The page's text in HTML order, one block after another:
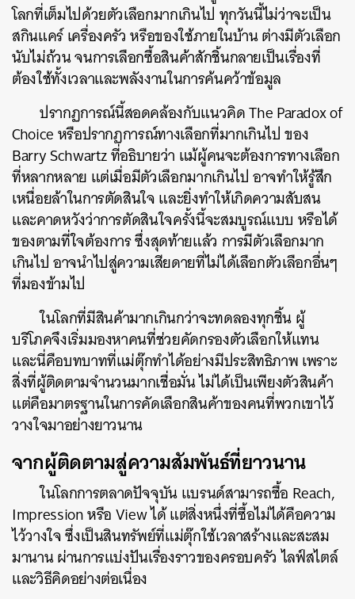
โลกที่เต็มไปด้วยตัวเลือกมากเกินไป ทุกวันนี้ไม่ว่าจะเป็น
สกินแคร์ เครื่องครัว หรือของใช้ภายในบ้าน ต่างมีตัวเลือก
นับไม่ถ้วน จนการเลือกซื้อสินค้าสักชิ้นกลายเป็นเรื่องที่
ต้องใช้ทั้งเวลาและพลังงานในการค้นคว้าข้อมูล
ปรากฏการณ์นี้สอดคล้องกับแนวคิดThe Paradox of
Choice หรือปรากฏการณ์ทางเลือกที่มากเกินไป ของ
Barry Schwartz ที่อธิบายว่า แม้ผู้คนจะต้องการทางเลือก
ที่หลากหลาย แต่เมื่อมีตัวเลือกมากเกินไป อาจทำให้รู้สึก
เหนื่อยล้าในการตัดสินใจ และยิ่งทำให้เกิดความสับสน
และคาดหวังว่าการตัดสินใจครั้งนี้จะสมบูรณ์แบบ หรือได้
ของตามที่ใจต้องการ ซึ่งสุดท้ายแล้ว การมีตัวเลือกมาก
เกินไป อาจนำไปสู่ความเสียดายที่ไม่ได้เลือกตัวเลือกอื่นๆ
ที่มองข้ามไป
ในโลกที่มีสินค้ามากเกินกว่าจะทดลองทุกชิ้น ผู้
บริโภคจึงเริ่มมองหาคนที่ช่วยคัดกรองตัวเลือกให้แทน
และนี่คือบทบาทที่แม่ตุ๊กทำได้อย่างมีประสิทธิภาพ เพราะ
สิ่งที่ผู้ติดตามจำนวนมากเชื่อมั่น ไม่ได้เป็นเพียงตัวสินค้า
แต่คือมาตรฐานในการคัดเลือกสินค้าของคนที่พวกเขาไว้
วางใจมาอย่างยาวนาน
จากผู้ติดตามสู่ความสัมพันธ์ที่ยาวนาน
ในโลกการตลาดปัจจุบัน แบรนด์สามารถซื้อ Reach,
Impression หรือ​ View ได้ แต่สิ่งหนึ่งที่ซื้อไม่ได้คือความ
ไว้วางใจ ซึ่งเป็นสินทรัพย์ที่แม่ตุ๊กใช้เวลาสร้างและสะสม
มานาน ผ่านการแบ่งปันเรื่องราวของครอบครัว ไลฟ์สไตล์
และวิธีคิดอย่างต่อเนื่อง